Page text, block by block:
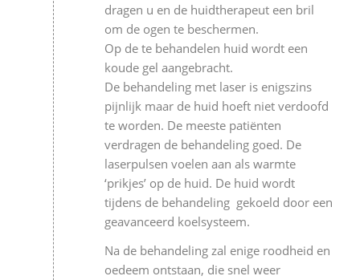
dragen u en de huidtherapeut een bril
om de ogen te beschermen.
Op de te behandelen huid wordt een
koude gel aangebracht.
De behandeling met laser is enigszins
pijnlijk maar de huid hoeft niet verdoofd
te worden. De meeste patiënten
verdragen de behandeling goed. De
laserpulsen voelen aan als warmte
‘prikjes’ op de huid. De huid wordt
tijdens de behandeling gekoeld door een
geavanceerd koelsysteem.
Na de behandeling zal enige roodheid en
oedeem ontstaan, die snel weer